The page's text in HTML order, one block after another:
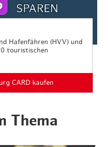
Hafenfähren (HVV) und
touristischen
CARD kaufen
Thema